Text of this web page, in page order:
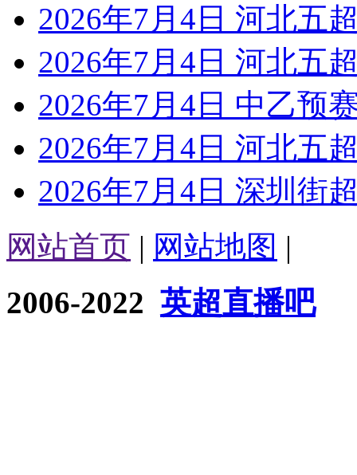
2026年7月4日 河北五
2026年7月4日 河北五
2026年7月4日 中乙预
2026年7月4日 河北五
2026年7月4日 深圳街
网站首页 | 网站地图 |
2006-2022 英超直播吧